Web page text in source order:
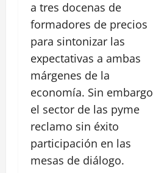
a tres docenas de
formadores de precios
para sintonizar las
expectativas a ambas
márgenes de la
economía. Sin embargo
el sector de las pyme
reclamo sin éxito
participación en las
mesas de diálogo.